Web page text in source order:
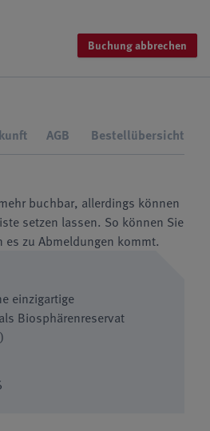
Buchung abbrechen
AGB Bestellübersicht
buchbar, allerdings können
setzen lassen. So können Sie
zu Abmeldungen kommt.
einzigartige
Biosphärenreservat